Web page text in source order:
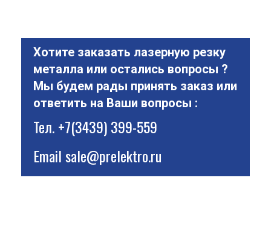
Хотите заказать лазерную резку
металла или остались вопросы ?
Мы будем рады принять заказ или
ответить на Ваши вопросы :
Тел.+7(3439) 399-559
Emailsale@prelektro.ru